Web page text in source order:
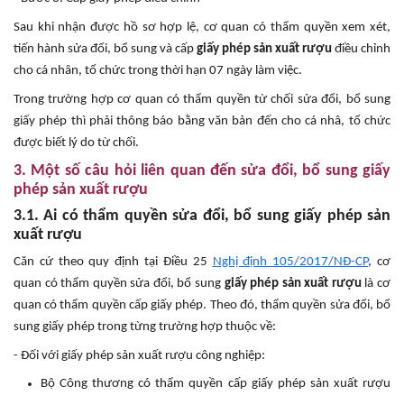
Sau khi nhận được hồ sơ hợp lệ, cơ quan có thẩm quyền xem xét,
tiến hành sửa đổi, bổ sung và cấp giấy phép sản xuất rượu điều chỉnh
cho cá nhân, tổ chức trong thời hạn 07 ngày làm việc.
Trong trường hợp cơ quan có thẩm quyền từ chối sửa đổi, bổ sung
giấy phép thì phải thông báo bằng văn bản đến cho cá nhâ, tổ chức
được biết lý do từ chối.
3. Một số câu hỏi liên quan đến sửa đổi, bổ sung giấy
phép sản xuất rượu
3.1. Ai có thẩm quyền sửa đổi, bổ sung giấy phép sản
xuất rượu
Căn cứ theo quy định tại Điều 25 Nghị định 105/2017/NĐ-CP, cơ
quan có thẩm quyền sửa đổi, bổ sung giấy phép sản xuất rượulà cơ
quan có thẩm quyền cấp giấy phép. Theo đó, thẩm quyền sửa đổi, bổ
sung giấy phép trong từng trường hợp thuộc về:
- Đối với giấy phép sản xuất rượu công nghiệp:
Bộ Công thương có thẩm quyền cấp giấy phép sản xuất rượu